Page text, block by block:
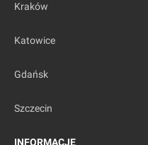
Kraków
Katowice
Gdańsk
Szczecin
INFORMACJE